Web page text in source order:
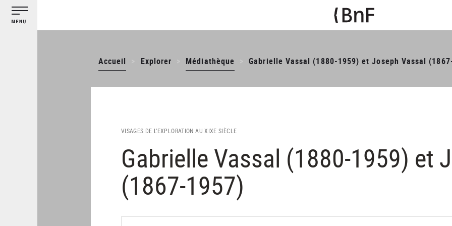
contenu
Accueil Explorer Médiathèque Gabrielle Vassal (1880-1959) et Joseph Vassal
VISAGES DE L’EXPLORATION AU XIXE SIÈCLE
Gabrielle Vassal (1880-1959) et
(1867-1957)
Gestion des cookies